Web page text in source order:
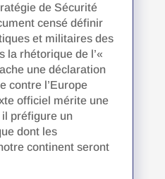
de Sécurité
censé définir
et militaires des
la rhétorique de l’«
une déclaration
contre l’Europe
officiel mérite une
préfigure un
dont les
continent seront